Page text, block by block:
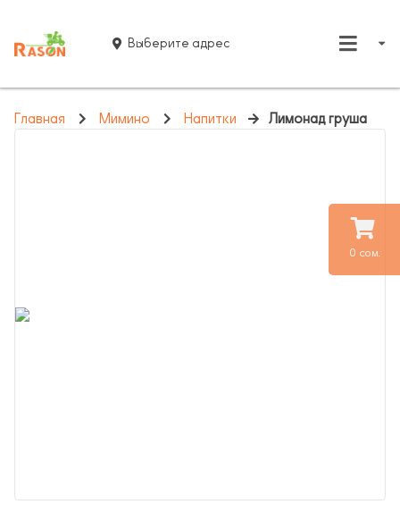
0 сом.
Выберите адрес
Главная Мимино Напитки Лимонад груша